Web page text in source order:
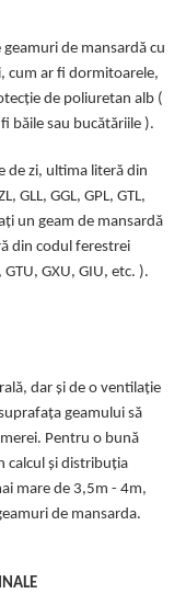
de mansardă cu
cum ar fi dormitoarele,
de poliuretan alb (
băile sau bucătăriile ).
de zi, ultima literă din
GLL, GGL, GPL, GTL,
un geam de mansardă
din codul ferestrei
GXU, GIU, etc. ).
dar și de o ventilație
geamului să
Pentru o bună
calcul și distribuția
mare de 3,5m - 4m,
de mansarda.